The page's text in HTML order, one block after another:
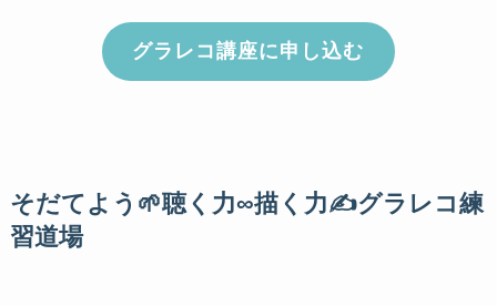
グラレコ講座に申し込む
そだてよう🌱聴く力∞描く力✍️グラレコ練
習道場